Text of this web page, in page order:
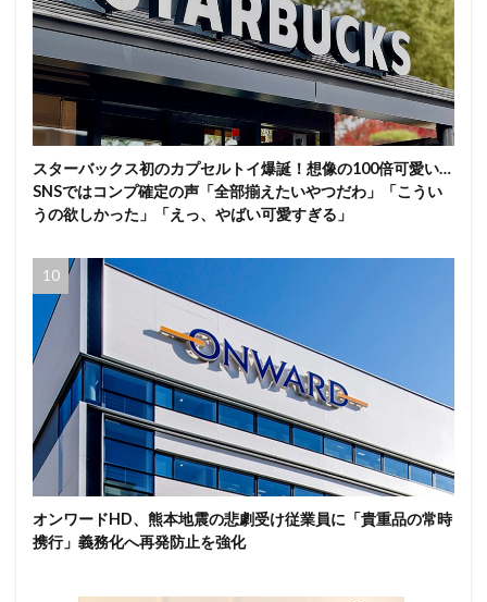
スターバックス初のカプセルトイ爆誕！想像の100倍可愛い…
SNSではコンプ確定の声「全部揃えたいやつだわ」「こうい
うの欲しかった」「えっ、やばい可愛すぎる」
オンワードHD、熊本地震の悲劇受け従業員に「貴重品の常時
携行」義務化へ再発防止を強化